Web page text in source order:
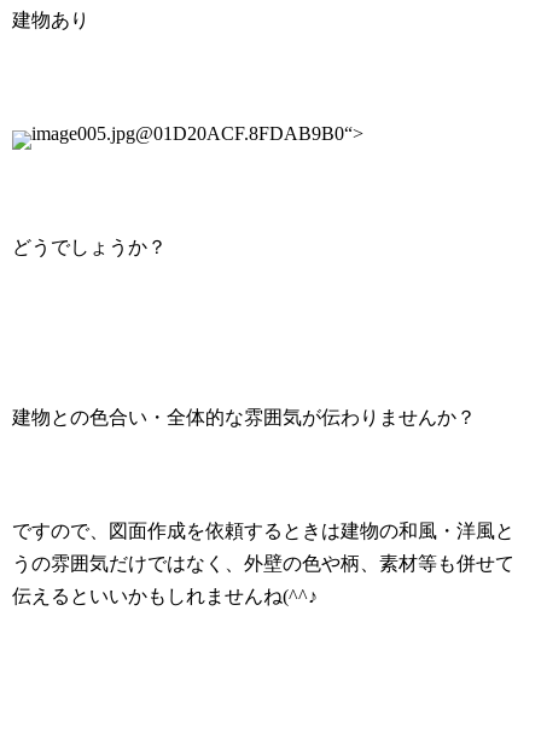
建物あり
image005.jpg@01D20ACF.8FDAB9B0“>
どうでしょうか？
建物との色合い・全体的な雰囲気が伝わりませんか？
ですので、図面作成を依頼するときは建物の和風・洋風と
うの雰囲気だけではなく、外壁の色や柄、素材等も併せて
伝えるといいかもしれませんね(^^♪